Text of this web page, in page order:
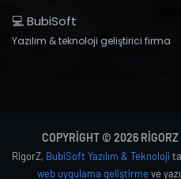
💻 BubiSoft
Yazılım & teknoloji geliştirici firma
COPYRIGHT © 2026
RigorZ, BubiSoft Yazılım & Teknoloji
web uygulama geliştirmeve